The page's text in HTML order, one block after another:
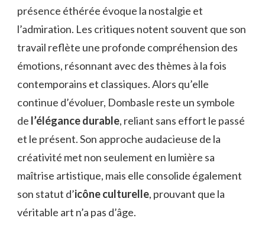
présence éthérée évoque la nostalgie et
l’admiration. Les critiques notent souvent que son
travail reflète une profonde compréhension des
émotions, résonnant avec des thèmes à la fois
contemporains et classiques. Alors qu’elle
continue d’évoluer, Dombasle reste un symbole
de l’élégance durable, reliant sans effort le passé
et le présent. Son approche audacieuse de la
créativité met non seulement en lumière sa
maîtrise artistique, mais elle consolide également
son statut d’icône culturelle, prouvant que la
véritable art n’a pas d’âge.